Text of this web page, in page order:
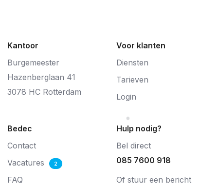
Kantoor
Burgemeester
Hazenberglaan 41
3078 HC Rotterdam
Voor klanten
Diensten
Tarieven
Login
Bedec
Contact
Vacatures
2
FAQ
Hulp nodig?
Bel direct
085 7600 918
Of stuur een bericht